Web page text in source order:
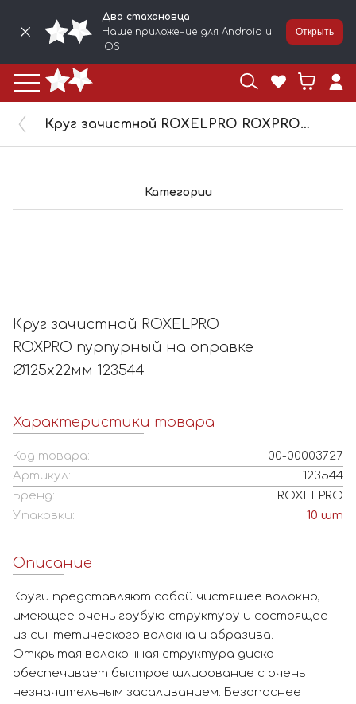
Два стахановца
Наше приложение для Android и
IOS
Открыть
Круг зачистной ROXELPRO ROXPRO пурпурный на оправке Ø125х22мм 123544
Категории
Круг зачистной ROXELPRO
ROXPRO пурпурный на оправке
Ø125х22мм 123544
Характеристики товара
Код товара:
00-00003727
Артикул:
123544
Бренд:
ROXELPRO
Упаковки:
10 шт
Описание
Круги представляют собой чистящее волокно,
имеющее очень грубую структуру и состоящее
из синтетического волокна и абразива.
Открытая волоконная структура диска
обеспечивает быстрое шлифование с очень
незначительным засаливанием. Безопаснее